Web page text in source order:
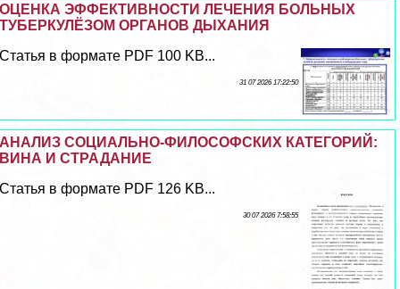
ОЦЕНКА ЭФФЕКТИВНОСТИ ЛЕЧЕНИЯ БОЛЬНЫХ
ТУБЕРКУЛЁЗОМ ОРГАНОВ ДЫХАНИЯ
Статья в формате PDF 100 KB...
31 07 2026 17:22:50
АНАЛИЗ СОЦИАЛЬНО-ФИЛОСОФСКИХ КАТЕГОРИЙ:
ВИНА И СТРАДАНИЕ
Статья в формате PDF 126 KB...
30 07 2026 7:58:55